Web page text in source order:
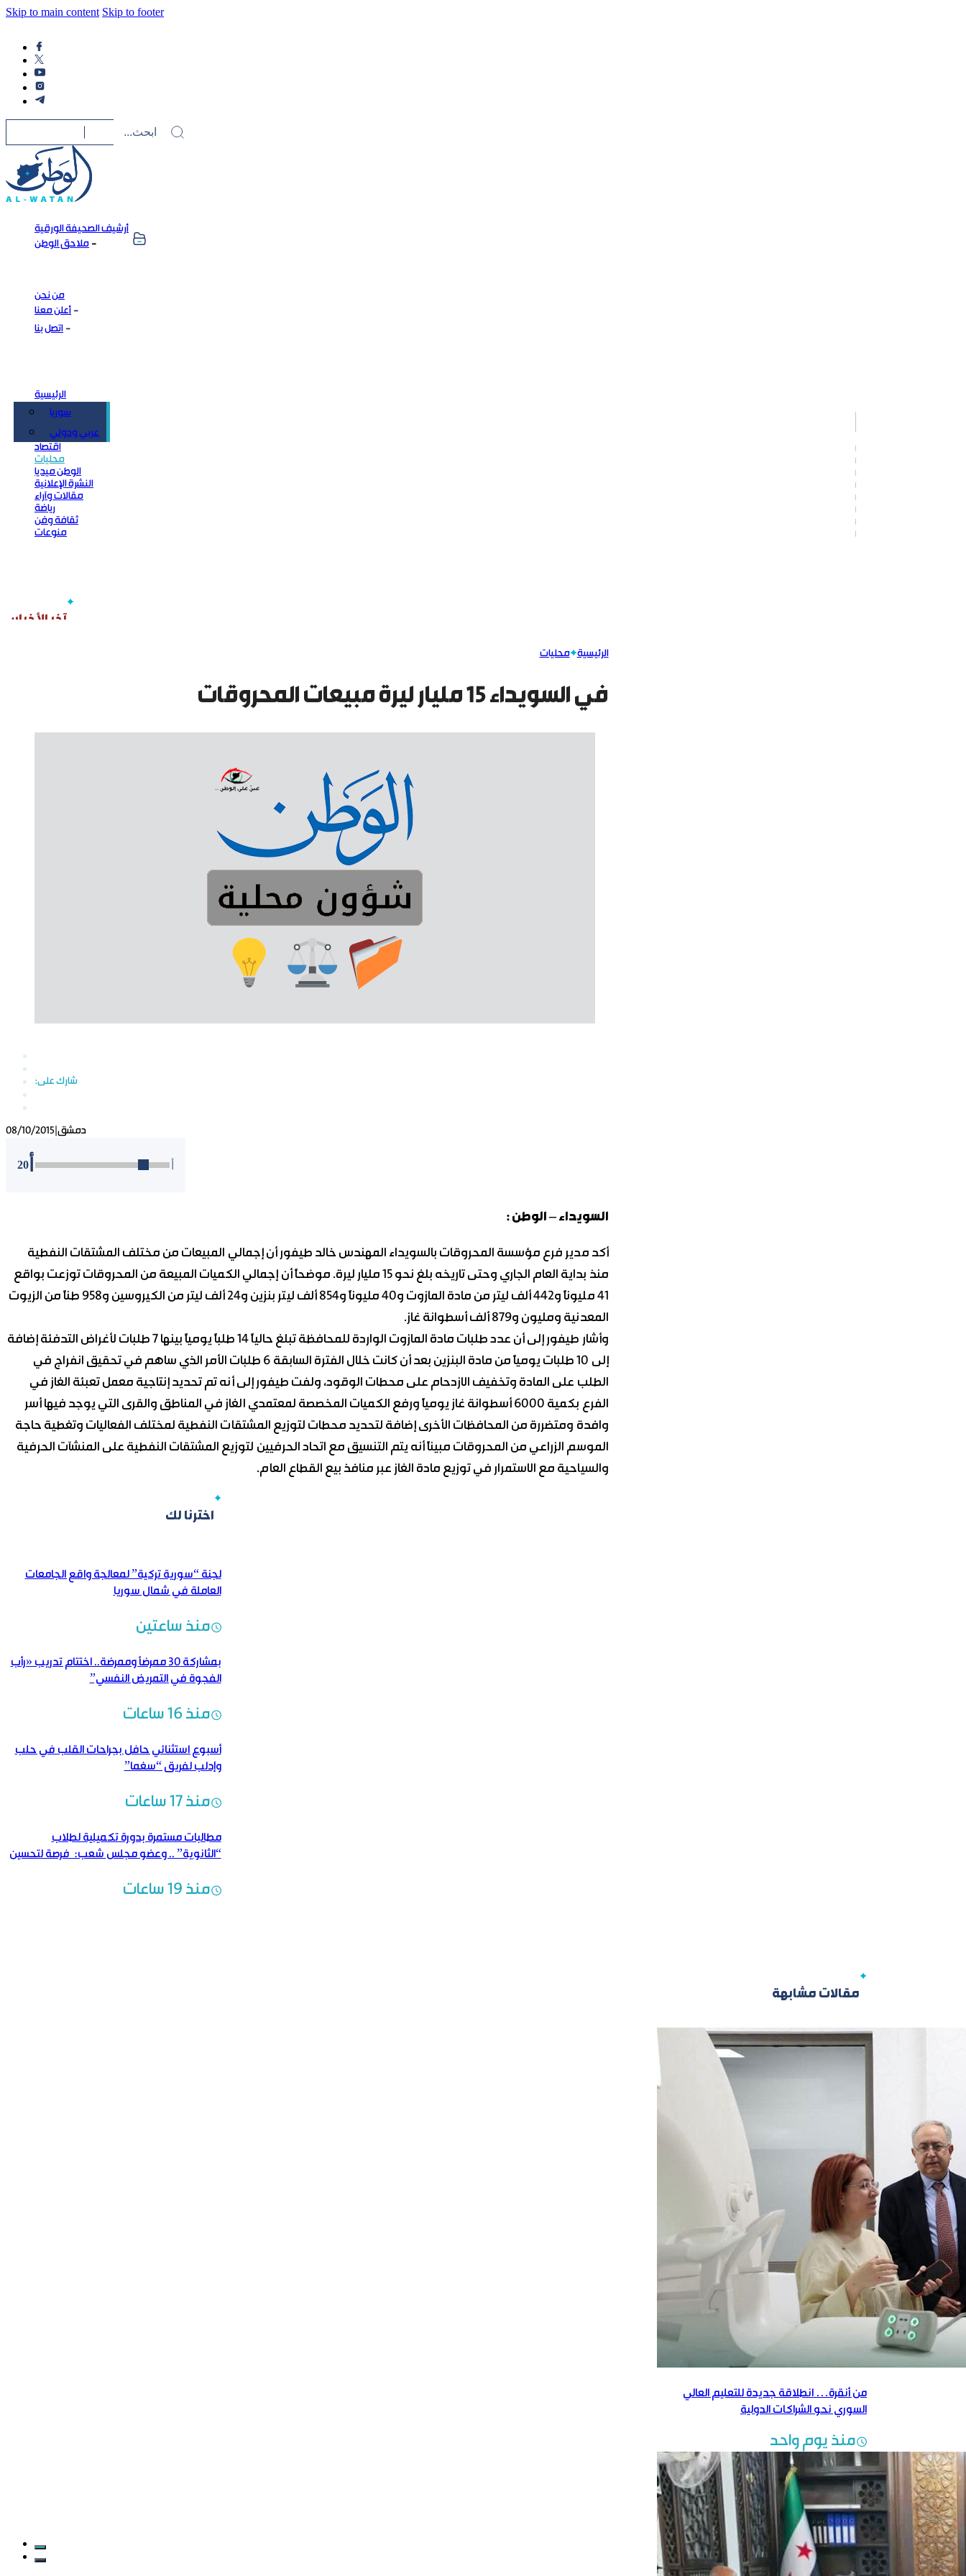
Skip to main content Skip to footer
أرشيف الصحيفة الورقية
ملاحق الوطن
من نحن
أعلن معنا
اتصل بنا
الرئيسية
سوريا
عربي ودولي
اقتصاد
محليات
الوطن ميديا
النشرة الإعلانية
مقالات وآراء
رياضة
ثقافة وفن
منوعات
الرئيسية محليات
في السويداء 15 مليار ليرة مبيعات المحروقات
08/10/2015 دمشق
20
السويداء – الوطن :
أكد مدير فرع مؤسسة المحروقات بالسويداء المهندس خالد طيفور أن إجمالي المبيعات من مختلف المشتقات النفطية
منذ بداية العام الجاري وحتى تاريخه بلغ نحو 15 مليار ليرة. موضحاً أن إجمالي الكميات المبيعة من المحروقات توزعت بواقع
41 مليوناً و442 ألف ليتر من مادة المازوت و40 مليوناً و854 ألف ليتر بنزين و24 ألف ليتر من الكيروسين و958 طناً من الزيوت
المعدنية ومليون و879 ألف أسطوانة غاز.
وأشار طيفور إلى أن عدد طلبات مادة المازوت الواردة للمحافظة تبلغ حالياً 14 طلباً يومياً بينها 7 طلبات لأغراض التدفئة إضافة
إلى 10 طلبات يومياً من مادة البنزين بعد أن كانت خلال الفترة السابقة 6 طلبات الأمر الذي ساهم في تحقيق انفراج في
الطلب على المادة وتخفيف الازدحام على محطات الوقود، ولفت طيفور إلى أنه تم تحديد إنتاجية معمل تعبئة الغاز في
الفرع بكمية 6000 أسطوانة غاز يومياً ورفع الكميات المخصصة لمعتمدي الغاز في المناطق والقرى التي يوجد فيها أسر
وافدة ومتضررة من المحافظات الأخرى إضافة لتحديد محطات لتوزيع المشتقات النفطية لمختلف الفعاليات وتغطية حاجة
الموسم الزراعي من المحروقات مبيناً أنه يتم التنسيق مع اتحاد الحرفيين لتوزيع المشتقات النفطية على المنشآت الحرفية
والسياحية مع الاستمرار في توزيع مادة الغاز عبر منافذ بيع القطاع العام.
اخترنا لك
لجنة “سورية تركية” لمعالجة واقع الجامعات
العاملة في شمال سوريا
منذ ساعتين
بمشاركة 30 ممرضاً وممرضة.. اختتام تدريب «رأب
الفجوة في التمريض النفسي”
منذ 16 ساعات
أسبوع استثنائي حافل بجراحات القلب في حلب
وإدلب لفريق “سغما”
منذ 17 ساعات
مطالبات مستمرة بدورة تكميلية لطلاب
“الثانوية” .. وعضو مجلس شعب: فرصة لتحسين
منذ 19 ساعات
مقالات مشابهة
من أنقرة… انطلاقة جديدة للتعليم العالي
السوري نحو الشراكات الدولية
منذ يوم واحد